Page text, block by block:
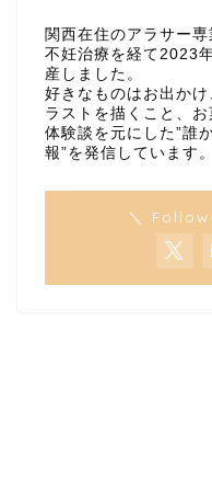
関西在住のアラサー
不妊治療を経て2023
産しました。
好きなものはお出か
ラストを描くこと、
体験談を元にした”誰
報”を発信しています。
＼ Follow